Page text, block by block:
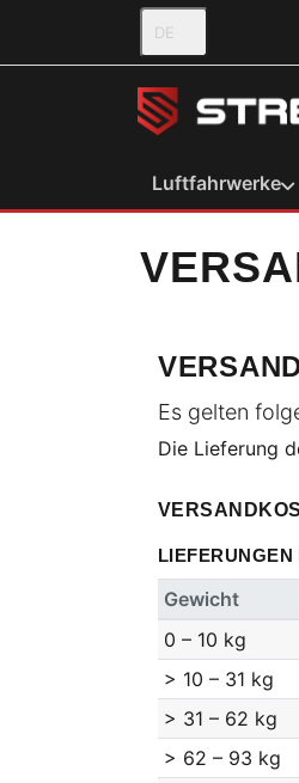
DE
Luftfahrwerke
Es gelten
Die Lieferung
Gewicht
0 – 10 kg
> 10 – 31 kg
> 31 – 62 kg
> 62 – 93 kg